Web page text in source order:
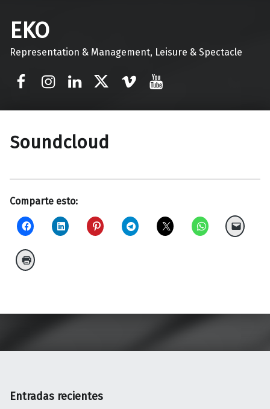
EKO
Representation & Management, Leisure & Spectacle
Soundcloud
Comparte esto:
Entradas recientes